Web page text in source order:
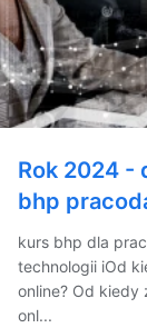
Rok 2024 -
bhp
kurs bhp dla
technologii iOd
online? Od kiedy
onl...